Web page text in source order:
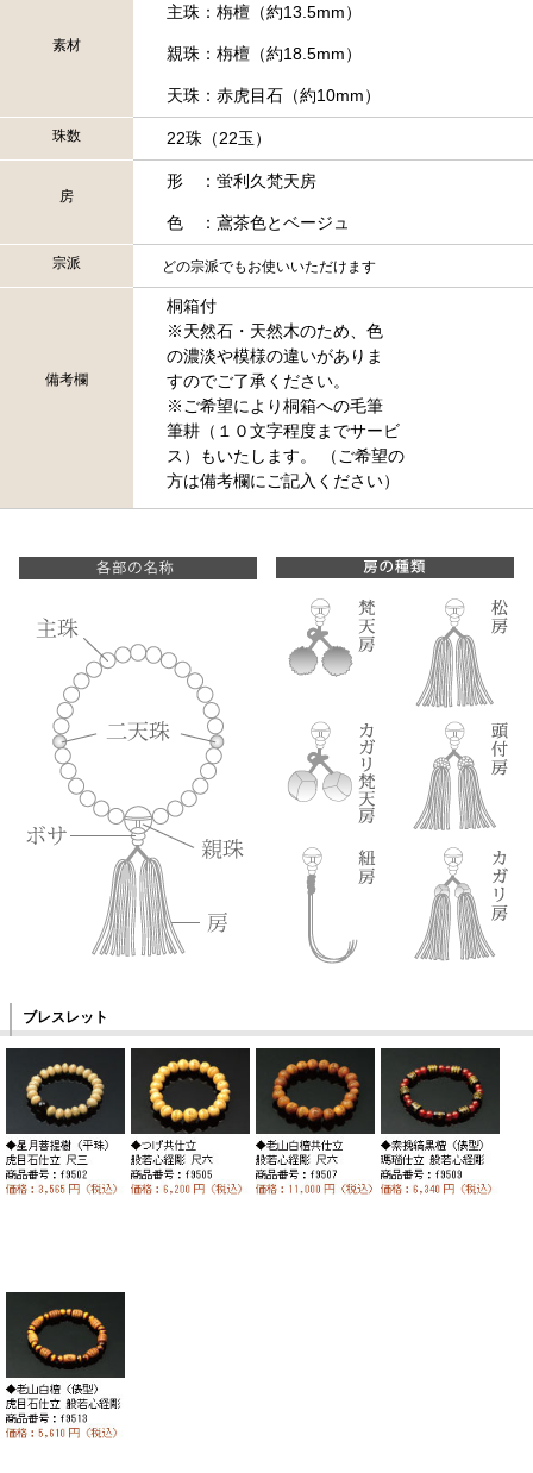
素材
主珠：栴檀（約13.5mm）
親珠：栴檀（約18.5mm）
天珠：赤虎目石（約10mm）
珠数 22珠（22玉）
房
形 ：蛍利久梵天房
色 ：鳶茶色とベージュ
宗派 どの宗派でもお使いいただけます
備考欄
桐箱付
※天然石・天然木のため、色
の濃淡や模様の違いがありま
すのでご了承ください。
※ご希望により桐箱への毛筆
筆耕（１０文字程度までサービ
ス）もいたします。 （ご希望の
方は備考欄にご記入ください）
ブレスレット